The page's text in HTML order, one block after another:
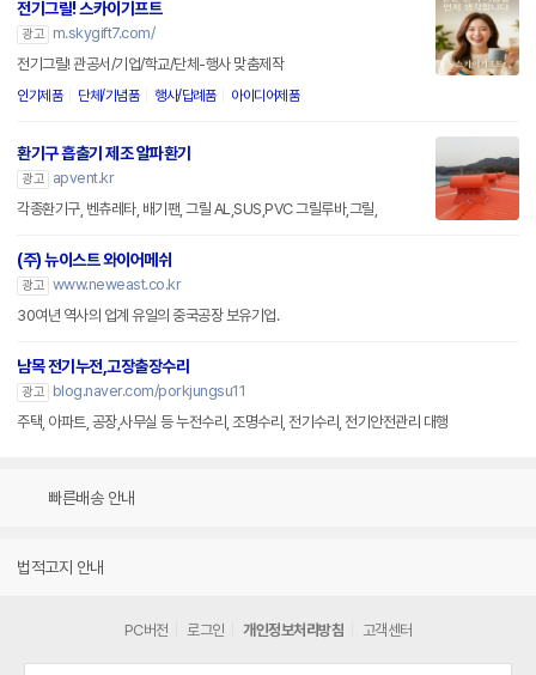
전기그릴! 스카이기프트
광고
m.skygift7.com/
전기그릴! 관공서/기업/학교/단체-행사 맞춤제작
인기제품 단체/기념품 행사/답례품 아이디어제품
환기구 흡출기 제조 알파환기
광고
apvent.kr
각종환기구, 벤츄레타, 배기팬, 그릴 AL,SUS,PVC 그릴루바,그릴,
(주) 뉴이스트 와이어메쉬
광고 www.neweast.co.kr
30여년 역사의 업계 유일의 중국공장 보유기업.
남목 전기누전,고장출장수리
광고
blog.naver.com/porkjungsu11
주택, 아파트, 공장,사무실 등 누전수리, 조명수리, 전기수리, 전기안전관리 대행
빠른배송 안내
법적고지 안내
PC버전 로그인 개인정보처리방침 고객센터